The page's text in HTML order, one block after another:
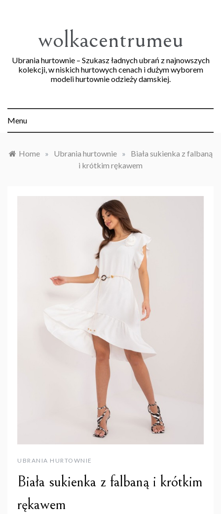
wolkacentrumeu
Ubrania hurtownie – Szukasz ładnych ubrań z najnowszych
kolekcji, w niskich hurtowych cenach i dużym wyborem
modeli hurtownie odzieży damskiej.
Menu
Home » Ubrania hurtownie »
Biała sukienka z falbaną
i krótkim rękawem
UBRANIA HURTOWNIE
Biała sukienka z falbaną i krótkim
rękawem